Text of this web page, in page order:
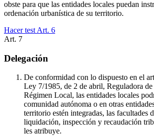
obste para que las entidades locales puedan
ordenación urbanística de su territorio.
Hacer test Art. 6
Art. 7
Delegación
De conformidad con lo dispuesto en el
Ley 7/1985, de 2 de abril, Reguladora de
Régimen Local, las entidades locales
comunidad autónoma o en otras
territorio estén integradas, las facultades
liquidación, inspección y recaudación
les atribuye.